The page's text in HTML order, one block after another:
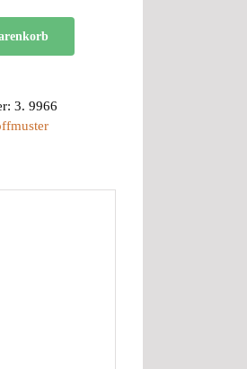
3. 9966